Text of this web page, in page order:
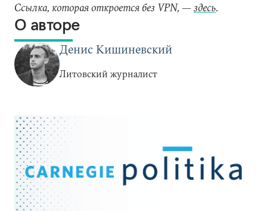
Ссылка, которая откроется без VPN, —здесь.
О авторе
Денис Кишиневский
Литовский журналист